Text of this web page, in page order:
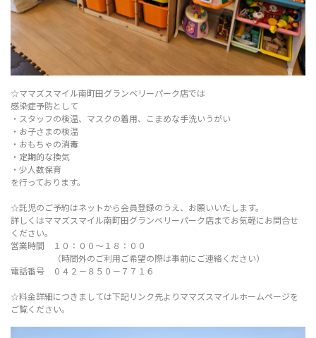
☆ママズスマイル南町田グランベリーパーク店では
感染症予防として
・スタッフの検温、マスクの着用、こまめな手洗いうがい
・お子さまの検温
・おもちゃの消毒
・定期的な換気
・少人数保育
を行っております。
☆託児のご予約はネットから会員登録のうえ、お願いいたします。
詳しくはママズスマイル南町田グランベリーパーク店までお気軽にお問合せ
ください。
営業時間 １０：００～１８：００
（時間外のご利用ご希望の際は事前にご連絡ください）
電話番号 ０４２－８５０－７７１６
☆料金詳細につきましては下記リンク先よりママズスマイルホームページを
ご覧ください。